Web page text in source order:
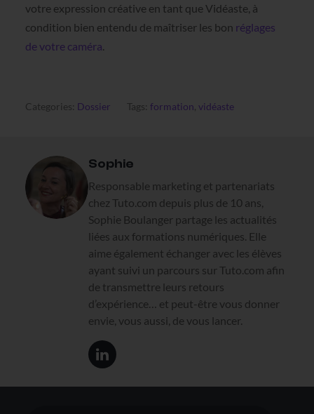
votre expression créative en tant que Vidéaste, à
condition bien entendu de maîtriser les bon réglages
de votre caméra
Categories: Dossier Tags: formation, vidéaste
Sophie
Responsable marketing et partenariats
chez Tuto.com depuis plus de 10 ans,
Sophie Boulanger partage les actualités
liées aux formations numériques. Elle
aime également échanger avec les élèves
ayant suivi un parcours sur Tuto.com afin
de transmettre leurs retours
d’expérience… et peut-être vous donner
envie, vous aussi, de vous lancer.